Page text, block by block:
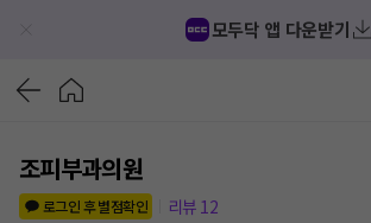
모두닥 앱 다운받기
조피부과의원
로그인 후 별점확인
리뷰 12